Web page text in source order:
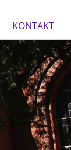
KONTAKT